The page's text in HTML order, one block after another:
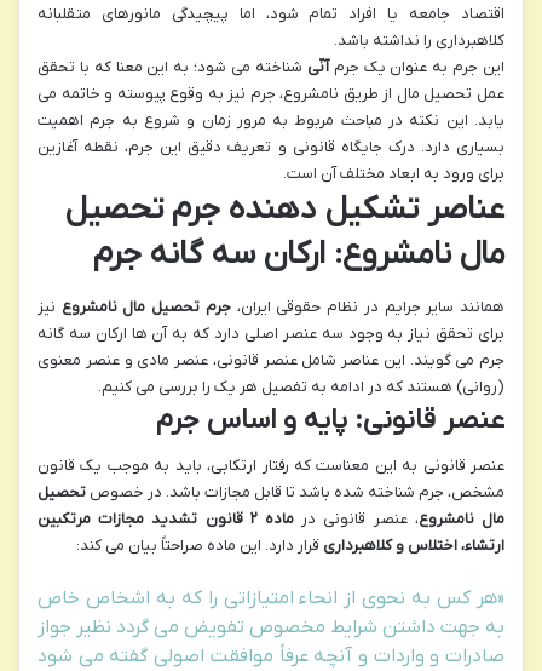
اقتصاد جامعه یا افراد تمام شود، اما پیچیدگی مانورهای متقلبانه
کلاهبرداری را نداشته باشد.
این جرم به عنوان یک جرمآنّی شناخته می شود؛ به این معنا که با تحقق
عمل تحصیل مال از طریق نامشروع، جرم نیز به وقوع پیوسته و خاتمه می
یابد. این نکته در مباحث مربوط به مرور زمان و شروع به جرم اهمیت
بسیاری دارد. درک جایگاه قانونی و تعریف دقیق این جرم، نقطه آغازین
برای ورود به ابعاد مختلف آن است.
عناصر تشکیل دهنده جرم تحصیل
مال نامشروع: ارکان سه گانه جرم
همانند سایر جرایم در نظام حقوقی ایران،جرم تحصیل مال نامشروع نیز
برای تحقق نیاز به وجود سه عنصر اصلی دارد که به آن ها ارکان سه گانه
جرم می گویند. این عناصر شامل عنصر قانونی، عنصر مادی و عنصر معنوی
(روانی) هستند که در ادامه به تفصیل هر یک را بررسی می کنیم.
عنصر قانونی: پایه و اساس جرم
عنصر قانونی به این معناست که رفتار ارتکابی، باید به موجب یک قانون
مشخص، جرم شناخته شده باشد تا قابل مجازات باشد. در خصوص تحصیل
مال نامشروع، عنصر قانونی در
ماده ۲ قانون تشدید مجازات مرتکبین
ارتشاء، اختلاس و کلاهبرداری قرار دارد. این ماده صراحتاً بیان می کند:
«هر کس به نحوی از انحاء امتیازاتی را که به اشخاص خاص
به جهت داشتن شرایط مخصوص تفویض می گردد نظیر جواز
صادرات و واردات و آنچه عرفاً موافقت اصولی گفته می شود